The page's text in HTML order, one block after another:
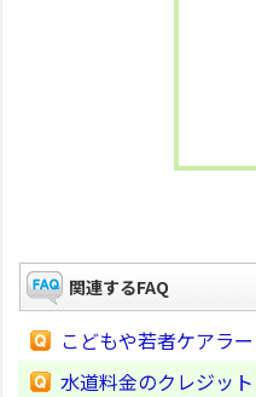
関連するFAQ
こどもや若者ケアラ
水道料金のクレジッ